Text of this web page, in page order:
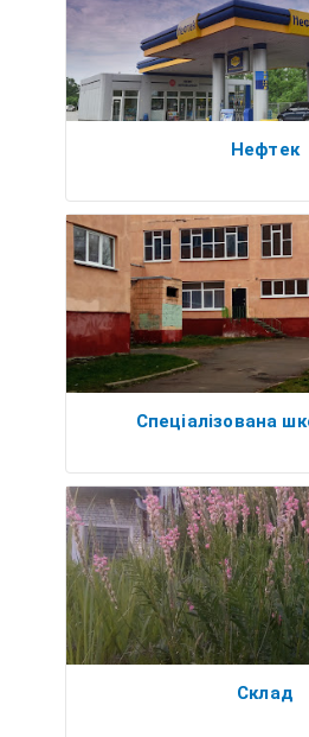
Нефтек
Спеціалізована
Склад